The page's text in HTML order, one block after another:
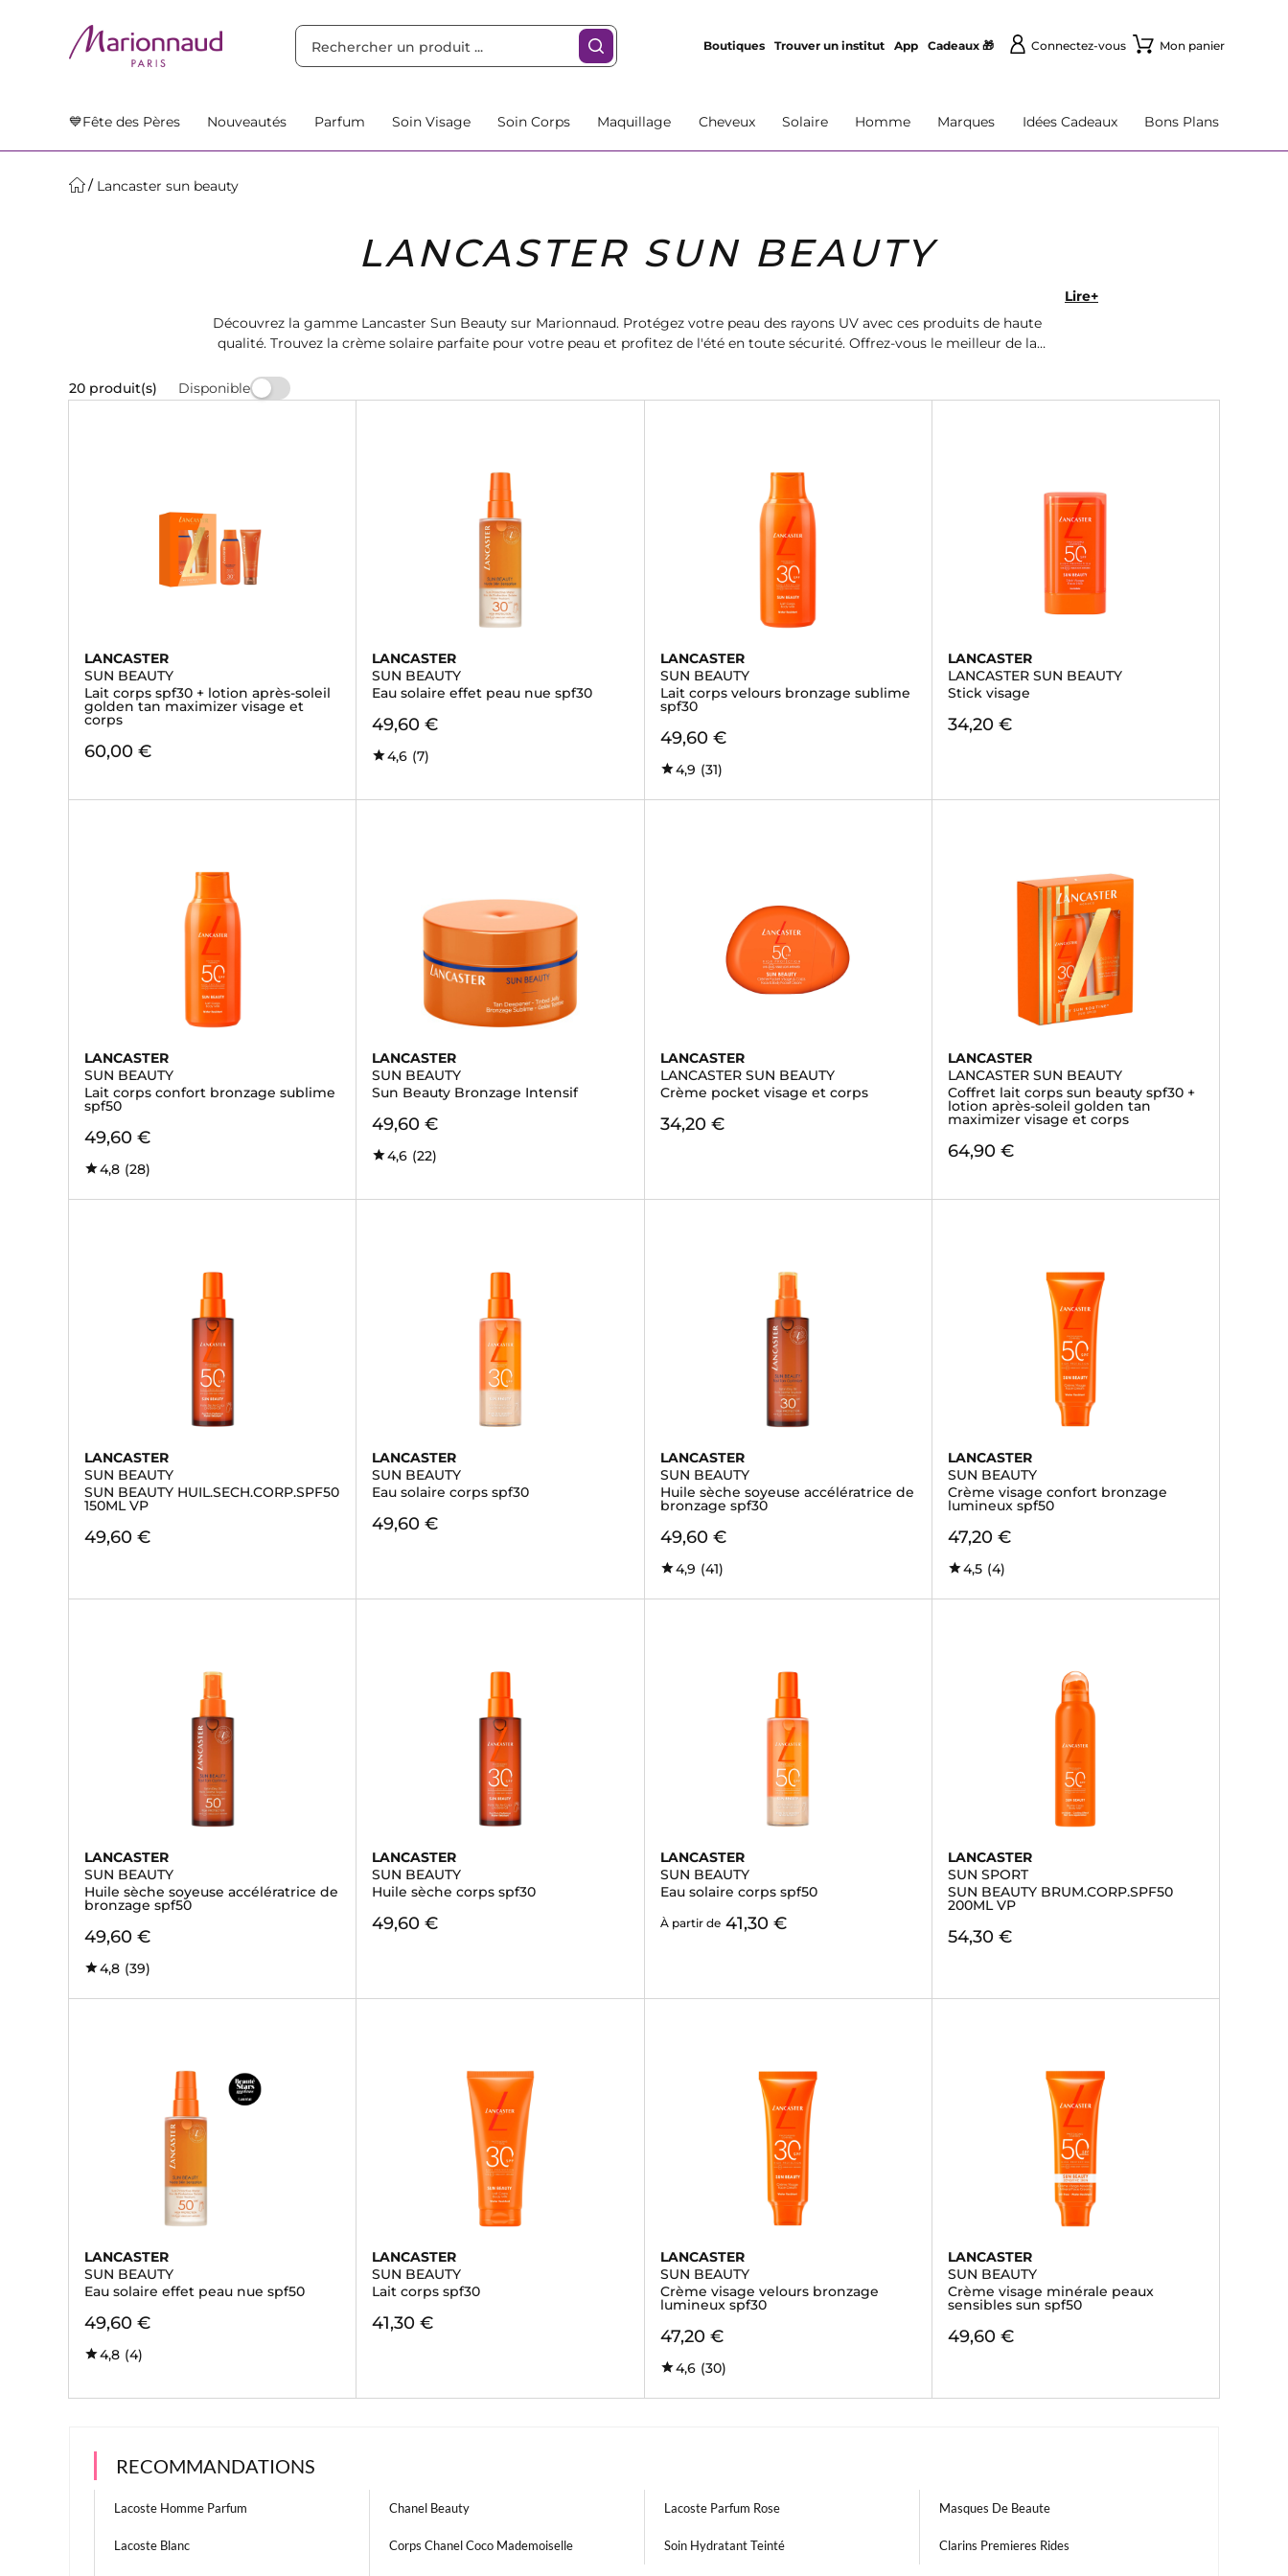
Boutiques Trouver un institut App Cadeaux 🎁 Connectez-vous Mon panier
💙Fête des Pères Nouveautés Parfum Soin Visage Soin Corps Maquillage Cheveux Solaire Homme Marques Idées Cadeaux Bons Plans
Lancaster sun beauty
LANCASTER SUN BEAUTY
Découvrez la gamme Lancaster Sun Beauty sur Marionnaud. Protégez votre peau des rayons UV avec ces produits de haute
qualité. Trouvez la crème solaire parfaite pour votre peau et profitez de l'été en toute sécurité. Offrez-vous le meilleur de la
Lire+
20 produit(s) Disponible
LANCASTER
SUN BEAUTY
Lait corps spf30 + lotion après-soleil
golden tan maximizer visage et
corps
60,00 €
LANCASTER
SUN BEAUTY
Eau solaire effet peau nue spf30
49,60 €
4,6 (7)
LANCASTER
SUN BEAUTY
Lait corps velours bronzage sublime
spf30
49,60 €
4,9 (31)
LANCASTER
LANCASTER SUN BEAUTY
Stick visage
34,20 €
LANCASTER
SUN BEAUTY
Lait corps confort bronzage sublime
spf50
49,60 €
4,8 (28)
LANCASTER
SUN BEAUTY
Sun Beauty Bronzage Intensif
49,60 €
4,6 (22)
LANCASTER
LANCASTER SUN BEAUTY
Crème pocket visage et corps
34,20 €
LANCASTER
LANCASTER SUN BEAUTY
Coffret lait corps sun beauty spf30 +
lotion après-soleil golden tan
maximizer visage et corps
64,90 €
LANCASTER
SUN BEAUTY
SUN BEAUTY HUIL.SECH.CORP.SPF50
150ML VP
49,60 €
LANCASTER
SUN BEAUTY
Eau solaire corps spf30
49,60 €
LANCASTER
SUN BEAUTY
Huile sèche soyeuse accélératrice de
bronzage spf30
49,60 €
4,9 (41)
LANCASTER
SUN BEAUTY
Crème visage confort bronzage
lumineux spf50
47,20 €
4,5 (4)
LANCASTER
SUN BEAUTY
Huile sèche soyeuse accélératrice de
bronzage spf50
49,60 €
4,8 (39)
LANCASTER
SUN BEAUTY
Huile sèche corps spf30
49,60 €
LANCASTER
SUN BEAUTY
Eau solaire corps spf50
À partir de 41,30 €
LANCASTER
SUN SPORT
SUN BEAUTY BRUM.CORP.SPF50
200ML VP
54,30 €
LANCASTER
SUN BEAUTY
Eau solaire effet peau nue spf50
49,60 €
4,8 (4)
LANCASTER
SUN BEAUTY
Lait corps spf30
41,30 €
LANCASTER
SUN BEAUTY
Crème visage velours bronzage
lumineux spf30
47,20 €
4,6 (30)
LANCASTER
SUN BEAUTY
Crème visage minérale peaux
sensibles sun spf50
49,60 €
RECOMMANDATIONS
Lacoste Homme Parfum Chanel Beauty Lacoste Parfum Rose Masques De Beaute
Lacoste Blanc Corps Chanel Coco Mademoiselle Soin Hydratant Teinté Clarins Premieres Rides